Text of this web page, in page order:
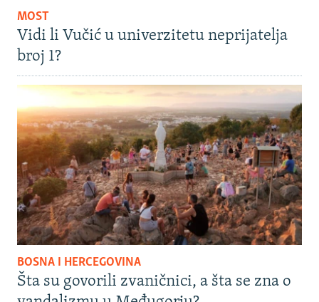
MOST
Vidi li Vučić u univerzitetu neprijatelja
broj 1?
BOSNA I HERCEGOVINA
Šta su govorili zvaničnici, a šta se zna o